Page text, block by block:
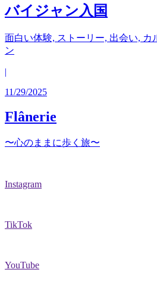
バイジャン入国
面白い体験, ストーリー, 出会い, カ
ン
|
11/29/2025
Flânerie
〜心のままに歩く旅〜
Instagram
TikTok
YouTube